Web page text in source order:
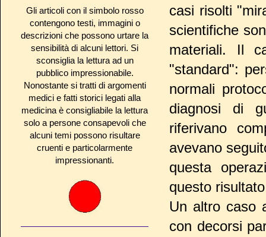
casi risolti
scientifiche
materiali. Il
"standard":
normali
diagnosi di
riferivano
avevano
questa
questo
Un altro caso
con decorsi
Gli articoli con il simbolo rosso
contengono testi, immagini o
descrizioni che possono urtare la
sensibilità di alcuni lettori. Si
sconsiglia la lettura ad un
pubblico impressionabile.
Nonostante si tratti di argomenti
medici e fatti storici legati alla
medicina è consigliabile la lettura
solo a persone consapevoli che
alcuni temi possono risultare
cruenti e particolarmente
impressionanti.